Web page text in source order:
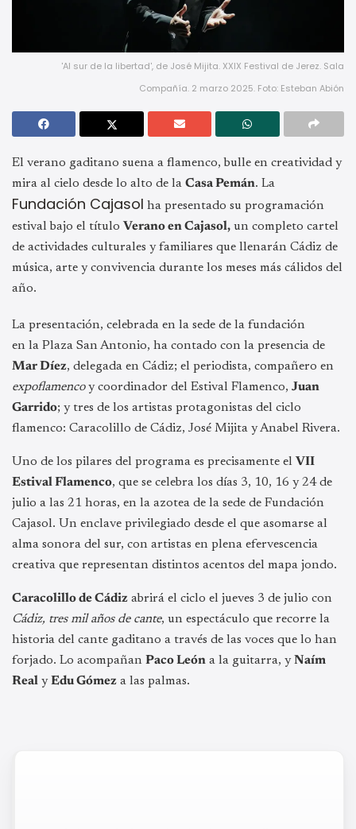
'Al sur de la libertad', de José Mijita. XXIX Festival de Jerez. Sala
Compañía. 2 marzo 2025. Foto: Esteban Abión
El verano gaditano suena a flamenco, bulle en creatividad y
mira al cielo desde lo alto de la Casa Pemán. La
Fundación Cajasol ha presentado su programación
estival bajo el título Verano en Cajasol, un completo cartel
de actividades culturales y familiares que llenarán Cádiz de
música, arte y convivencia durante los meses más cálidos del
año.
La presentación, celebrada en la sede de la fundación
en la Plaza San Antonio, ha contado con la presencia de
Mar Díez, delegada en Cádiz; el periodista, compañero en
expoflamencoy coordinador del Estival Flamenco, Juan
Garrido; y tres de los artistas protagonistas del ciclo
flamenco: Caracolillo de Cádiz, José Mijita y Anabel Rivera.
Uno de los pilares del programa es precisamente el VII
Estival Flamenco, que se celebra los días 3, 10, 16 y 24 de
julio a las 21 horas, en la azotea de la sede de Fundación
Cajasol. Un enclave privilegiado desde el que asomarse al
alma sonora del sur, con artistas en plena efervescencia
creativa que representan distintos acentos del mapa jondo.
Caracolillo de Cádiz abrirá el ciclo el jueves 3 de julio con
Cádiz, tres mil años de cante, un espectáculo que recorre la
historia del cante gaditano a través de las voces que lo han
forjado. Lo acompañan Paco León a la guitarra, yNaím
Real yEdu Gómez a las palmas.